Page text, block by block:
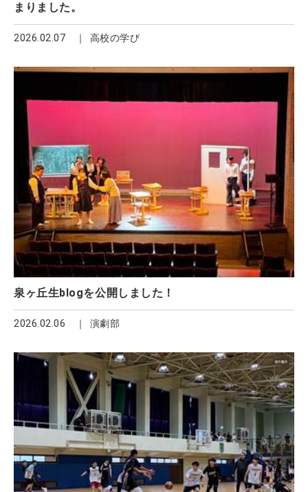
まりました。
2026.02.07 高校の学び
泉ヶ丘生blogを公開しました！
2026.02.06 演劇部